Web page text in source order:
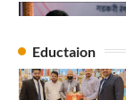
1
Eductaion